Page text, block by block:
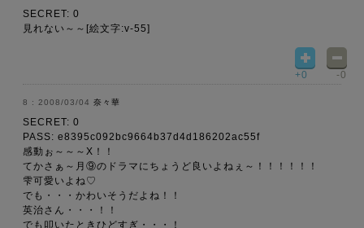
SECRET: 0
見れない～～[絵文字:v-55]
+0 -0
2008/03/04 奈々華
SECRET: 0
PASS: e8395c092bc9664b37d4d186202ac55f
感動ぉ～～～Χ！！
てかさぁ～月⑨のドラマにちょうど良いよねぇ～！！！！！！
雫可愛いよね♡
でも・・・かわいそうだよね！！
英治さん・・・！！
でも叩いたときひどすぎ・・・！